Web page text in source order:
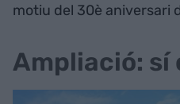
motiu del 30è aniversari
Ampliació: sí